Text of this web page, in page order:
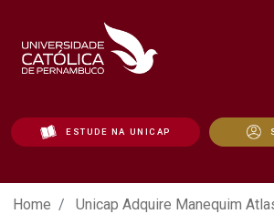
ESTUDE NA UNICAP
Unicap Adquire
Home Unicap Adquire Manequim